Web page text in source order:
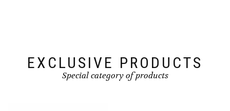
EXCLUSIVE PRODUCTS
Special category of products